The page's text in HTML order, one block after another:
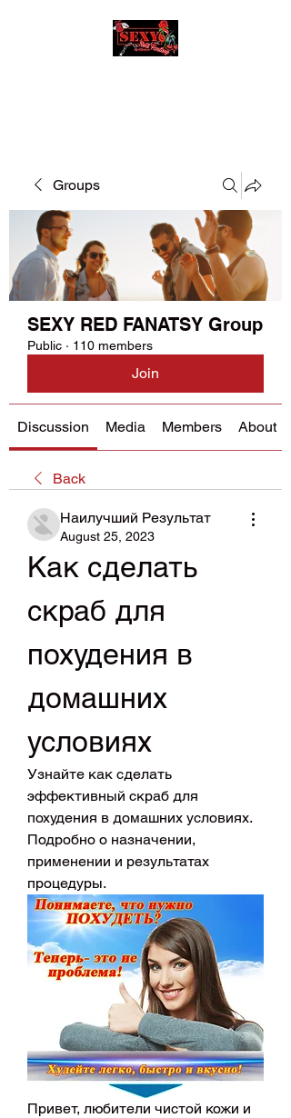
Groups
SEXY RED FANATSY Group
Public · 110 members
Join
Discussion Media Members About
Back
Наилучший Результат
August 25, 2023
Как сделать
скраб для
похудения в
домашних
условиях
Узнайте как сделать
эффективный скраб для
похудения в домашних условиях.
Подробно о назначении,
применении и результатах
процедуры.
Привет, любители чистой кожи и